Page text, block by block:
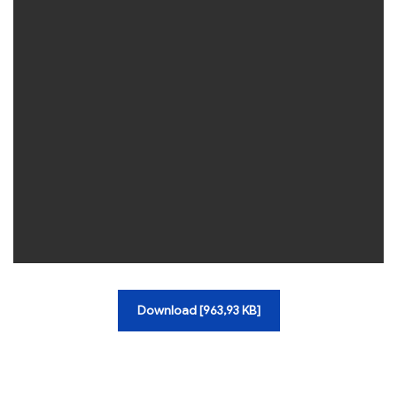
Download [963,93 KB]